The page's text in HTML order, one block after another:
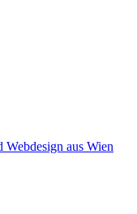
aus Wien